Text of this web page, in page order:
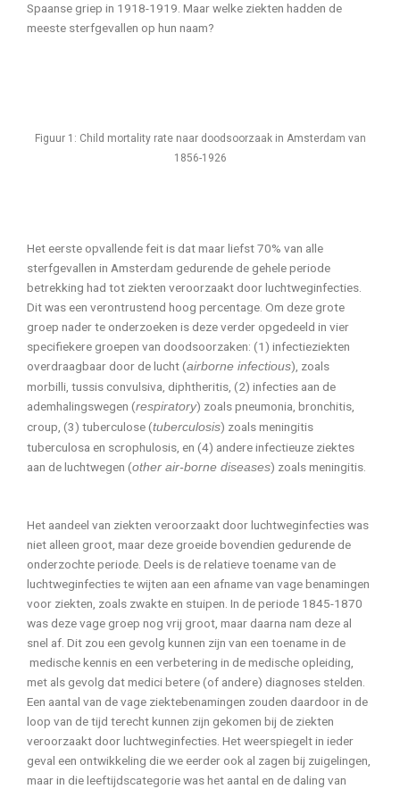
Spaanse griep in 1918-1919. Maar welke ziekten hadden de
meeste sterfgevallen op hun naam?
Figuur 1: Child mortality rate naar doodsoorzaak in Amsterdam van
1856-1926
Het eerste opvallende feit is dat maar liefst 70% van alle
sterfgevallen in Amsterdam gedurende de gehele periode
betrekking had tot ziekten veroorzaakt door luchtweginfecties.
Dit was een verontrustend hoog percentage. Om deze grote
groep nader te onderzoeken is deze verder opgedeeld in vier
specifiekere groepen van doodsoorzaken: (1) infectieziekten
overdraagbaar door de lucht (airborne infectious), zoals
morbilli, tussis convulsiva, diphtheritis, (2) infecties aan de
ademhalingswegen (respiratory) zoals pneumonia, bronchitis,
croup, (3) tuberculose (tuberculosis) zoals meningitis
tuberculosa en scrophulosis, en (4) andere infectieuze ziektes
aan de luchtwegen (other air-borne diseases) zoals meningitis.
Het aandeel van ziekten veroorzaakt door luchtweginfecties was
niet alleen groot, maar deze groeide bovendien gedurende de
onderzochte periode. Deels is de relatieve toename van de
luchtweginfecties te wijten aan een afname van vage benamingen
voor ziekten, zoals zwakte en stuipen. In de periode 1845-1870
was deze vage groep nog vrij groot, maar daarna nam deze al
snel af. Dit zou een gevolg kunnen zijn van een toename in de
medische kennis en een verbetering in de medische opleiding,
met als gevolg dat medici betere (of andere) diagnoses stelden.
Een aantal van de vage ziektebenamingen zouden daardoor in de
loop van de tijd terecht kunnen zijn gekomen bij de ziekten
veroorzaakt door luchtweginfecties. Het weerspiegelt in ieder
geval een ontwikkeling die we eerder ook al zagen bij zuigelingen,
maar in die leeftijdscategorie was het aantal en de daling van